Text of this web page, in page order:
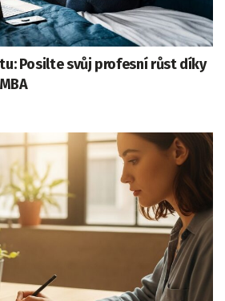
Posilte svůj profesní růst díky